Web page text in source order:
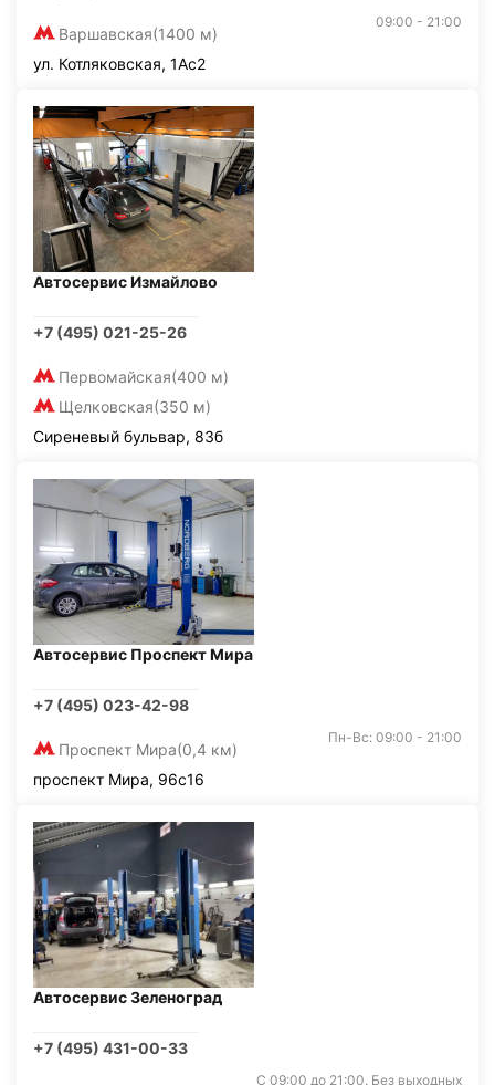
Варшавская(1400 м)
09:00 - 21:00
ул. Котляковская, 1Ас2
Автосервис Измайлово
+7 (495) 021-25-26
Первомайская(400 м)
Щелковская(350 м)
Сиреневый бульвар, 83б
Автосервис Проспект Мира
+7 (495) 023-42-98
Проспект Мира(0,4 км)
Пн-Вс: 09:00 - 21:00
проспект Мира, 96с16
Автосервис Зеленоград
+7 (495) 431-00-33
С 09:00 до 21:00. Без выходных